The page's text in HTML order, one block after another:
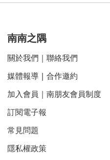
南南之隅
關於我們 聯絡我們
媒體報導 合作邀約
加入會員｜南朋友會員制度
訂閱電子報
常見問題
隱私權政策